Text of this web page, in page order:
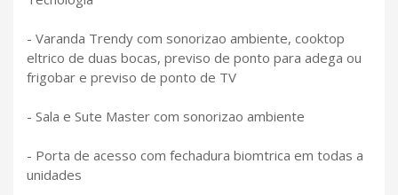
- Varanda Trendy com sonorizao ambiente, cooktop
eltrico de duas bocas, previso de ponto para adega ou
frigobar e previso de ponto de TV
- Sala e Sute Master com sonorizao ambiente
- Porta de acesso com fechadura biomtrica em todas a
unidades